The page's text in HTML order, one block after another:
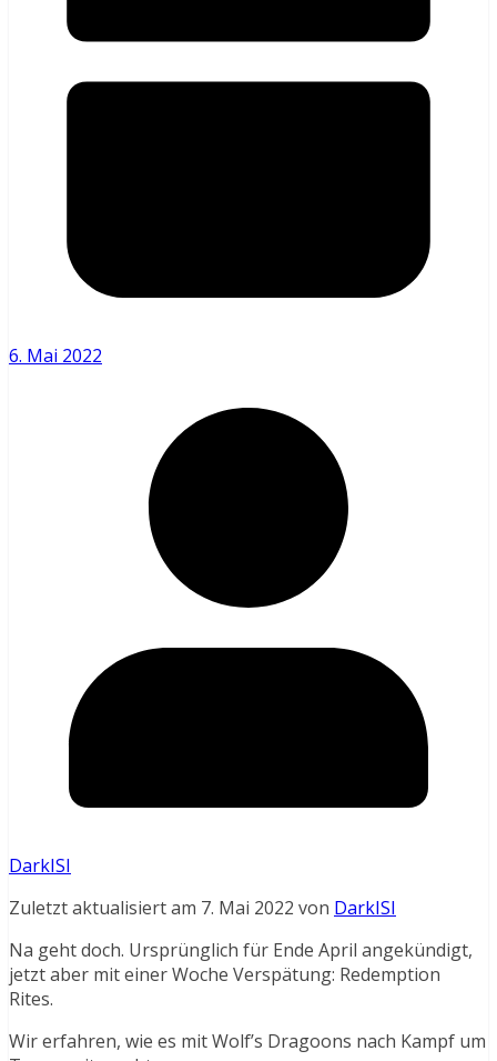
6. Mai 2022
DarkISI
Zuletzt aktualisiert am 7. Mai 2022 von DarkISI
Na geht doch. Ursprünglich für Ende April angekündigt,
jetzt aber mit einer Woche Verspätung: Redemption
Rites.
Wir erfahren, wie es mit Wolf’s Dragoons nach Kampf um